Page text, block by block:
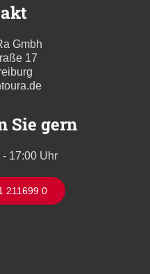
Gmbh
17
Sie gern
- 17:00 Uhr
211699 0